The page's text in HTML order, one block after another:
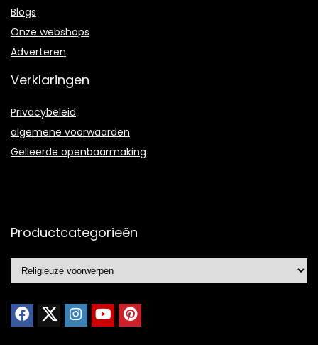
Blogs
Onze webshops
Adverteren
Verklaringen
Privacybeleid
algemene voorwaarden
Gelieerde openbaarmaking
Productcategorieën